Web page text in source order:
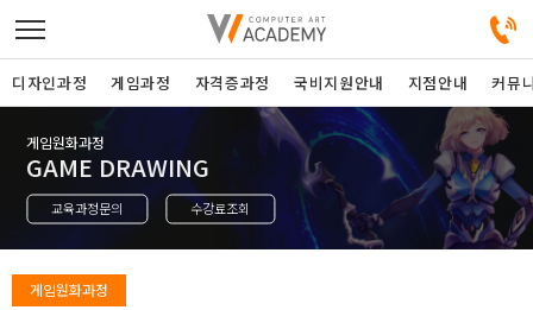
디자인정규과정
디자인단과과정
게임과정
디자인과정 게임과정 자격증과정 국비지원안내 지점안내 커뮤
게임원화과정
GAME DRAWING
교육과정문의 수강료조회
게임원화과정